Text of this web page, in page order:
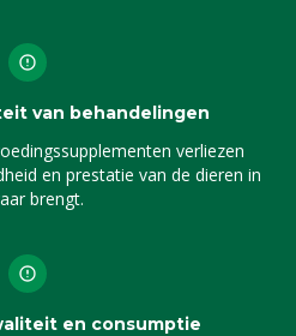
van behandelingen
verliezen
en prestatie van de dieren in
brengt.
en consumptie